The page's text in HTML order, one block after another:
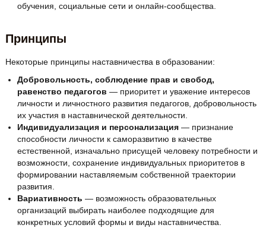
обучения, социальные сети и онлайн-сообщества.
Принципы
Некоторые принципы наставничества в образовании:
Добровольность, соблюдение прав и свобод,
равенство педагогов — приоритет и уважение интересов
личности и личностного развития педагогов, добровольность
их участия в наставнической деятельности.
Индивидуализация и персонализация— признание
способности личности к саморазвитию в качестве
естественной, изначально присущей человеку потребности и
возможности, сохранение индивидуальных приоритетов в
формировании наставляемым собственной траектории
развития.
Вариативность — возможность образовательных
организаций выбирать наиболее подходящие для
конкретных условий формы и виды наставничества.